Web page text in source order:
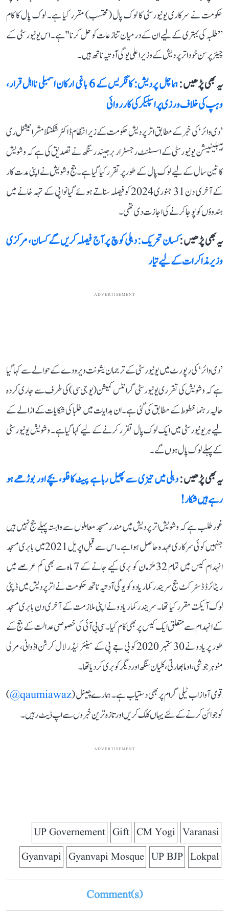
حکومت نے سرکاری یونیورسٹی کا لوک پال (محتسب) مقرر کیا ہے۔ لوک پال کا کام
’’طلبہ کی بہتری کے لیے ان کے درمیان تنازعات کو حل کرنا" ہے۔ اس یونیورسٹی کے
چیئرپرسن خود اتر پردیش کے وزیر اعلی یوگی آدتیہ ناتھ ہیں۔
یہ بھی پڑھیں :
ہماچل پردیش: کانگریس کے 6 باغی ارکان اسمبلی نااہل قرار،
وہپ کی خلاف ورزی پر اسپیکر کی کارروائی
’دی وائر‘ کی خبر کے مطابق اتر پردیش حکومت کے زیر انتظام ڈاکٹر شکنتلا مشرا نیشنل ری
ہیبلیٹیشن یونیورسٹی کے اسسٹنٹ رجسٹرار برجیندر سنگھ نے تصدیق کی ہے کہ وشویش
کا تین سال کے لیے لوک پال کے طور پر تقرر کیا گیا ہے۔ جج وشویش نے اپنی مدت کار
کے آخری دن 31 جنوری 2024 کو فیصلہ سناتے ہوئے گیانواپی کے تہہ خانے میں
ہندوؤں کو پوجا کرنے کی اجازت دی تھی۔
یہ بھی پڑھیں :کسان تحریک: دہلی کوچ پر آج فیصلہ کریں گے کسان، مرکزی
وزیر مذاکرات کے لیے تیار
ADVERTISEMENT
’دی وائر‘ کی رپورٹ میں یونیورسٹی کے ترجمان یشونت ویرودے کے حوالے سے کہا گیا
ہے کہ وشویش کی تقرری یونیورسٹی گرانٹس کمیشن (یو جی سی) کی طرف سے جاری کردہ
حالیہ رہنما خطوط کے مطابق کی گئی ہے۔ ان ہدایات میں طلبا کی شکایات کے ازالے کے
لیے ہر یونیورسٹی میں ایک لوک پال تقرر کرنے کے لیے کہا گیا ہے۔ وشویش یونیورسٹی
کے پہلے لوک پال ہوں گے۔
یہ بھی پڑھیں :دہلی میں تیزی سے پھیل رہا ہے پیٹ کا فلو، بچے اور بوڑھے ہو
رہے ہیں شکار!
غورطلب ہے کہ وشویش اتر پردیش میں مندر مسجد معاملوں سے وابستہ پہلے جج نہیں ہیں
جنہیں کوئی سرکاری عہدہ حاصل ہوا ہے۔ اس سے قبل اپریل 2021 میں بابری مسجد
انہدام کیس میں تمام 32 ملزمان کو بری کیے جانے کے 7 ماہ سے بھی کم عرصے میں
ریٹائرڈ ڈسٹرکٹ جج سریندر کمار یادو کو یوگی آدتیہ ناتھ حکومت نے اتر پردیش میں ڈپٹی
لوک آیکت مقرر کیا تھا۔ سریندر کمار یادو نے اپنی ملازمت کے آخری دن بابری مسجد
کے انہدام سے متعلق ایک کیس پر بھی کام کیا۔ سی بی آئی کی خصوصی عدالت کے جج کے
طور پر یادو نے 30 ستمبر 2020 کو بی جے پی کے سینئر لیڈر لال کرشن اڈوانی، مرلی
منوہر جوشی، اوما بھارتی، کلیان سنگھ اور دیگر کو بری کر دیا تھا۔
قومی آواز اب ٹیلی گرام پر بھی دستیاب ہے۔ ہمارے چینل (qaumiawaz@
)
کو جوائن کرنے کے لئے یہاں کلک کریں اور تازہ ترین خبروں سے اپ ڈیٹ رہیں۔
ADVERTISEMENT
Varanasi
CM Yogi
Gift
UP Governement
Lokpal
UP BJP
Gyanvapi Mosque
Gyanvapi
Comment(s)